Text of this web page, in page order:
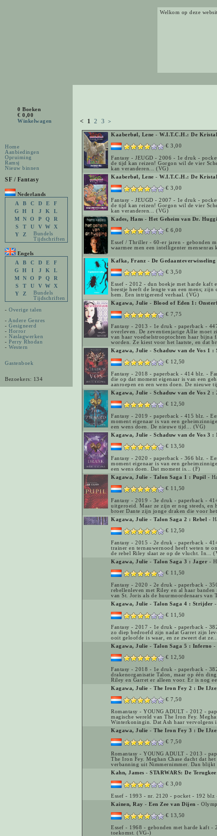
Welkom op deze
0 Boeken
€ 0,00
Winkelwagen
Home
Aanbiedingen
Opruiming
Ramsj
Nieuw binnen
SF / Fantasy
Nederlands
A
B C D E
F
G
H I J K
L
M
N O P Q
R
S
T U V W
X
Y
Z
Bundels
Tijdschriften
Engels
A
B C D E
F
G
H I J K
L
M
N O P Q
R
S
T U V W
X
Y
Z
Bundels
Tijdschriften
- Overige talen
- Andere Genres
- Gesigneerd
- Horror
- Naslagwerken
- Perry Rhodan
- Western
Gastenboek
Bezoekers: 134
< 1 2 3 >
Kaaberbøl, Lene - W.I.T.C.H.: De
€ 3,00
Fantasy - JEUGD - 2006 - 1e druk -
de tijd kan reizen! Gorgon wil de vier
kan veranderen... (VG)
Kaaberbøl, Lene - W.I.T.C.H.: De
€ 3,00
Fantasy - JEUGD - 2007 - 1e druk -
de tijd kan reizen! Gorgon wil de vier
kan veranderen... (VG)
Kades, Hans - Het Geheim van Dr.
€ 6,00
Essef / Thriller - 60-er jaren - gebonden
waarmee men een intelligenter
Kafka, Franz - De Gedaanteverwisseling
€ 3,50
Essef - 2012 - dun boekje met harde kaft
beestje heeft de lengte van een mens;
hem. Een intrigerend verhaal. (VG)
Kagawa, Julie - Blood of Eden 1:
€ 7,75
Fantasy - 2013 - 1e druk - paperback -
overleven. De zeventienjarige Allie moet
van haar voedselstrooptochten haar bijna
worden. Ze kiest voor het laatste, en dat
Kagawa, Julie - Schaduw van de Vos 1 :
€ 12,50
Fantasy - 2018 - paperback - 414 blz. -
die op dat moment eigenaar is van een
aanroepen en een wens doen. De nieuwe
Kagawa, Julie - Schaduw van de Vos 2
€ 12,50
Fantasy - 2019 - paperback - 415 blz. -
moment eigenaar is van een
een wens doen. De nieuwe tijd... (VG)
Kagawa, Julie - Schaduw van de Vos 3
€ 13,50
Fantasy - 2020 - paperback - 366 blz. -
moment eigenaar is van een
een wens doen. Dat moment is... (F)
Kagawa, Julie - Talon Saga 1 : Pupil -
€ 11,50
Fantasy - 2019 - 3e druk - paperback -
uitgeroeid. Maar ze zijn er nog steeds, en
broer Dante zijn jonge draken die voor
Kagawa, Julie - Talon Saga 2 : Rebel -
€ 12,50
Fantasy - 2015 - 2e druk - paperback -
trainer en ternauwernood heeft weten te
de rebel Riley slaat ze op de vlucht. In...
Kagawa, Julie - Talon Saga 3 : Jager -
€ 11,50
Fantasy - 2020 - 2e druk - paperback -
rebellenleven met Riley en al haar
van St. Joris als de huurmoordenaars van
Kagawa, Julie - Talon Saga 4 : Strijder
€ 11,50
Fantasy - 2017 - 1e druk - paperback -
zo diep bedroefd zijn nadat Garret zijn
ooit geloofde is waar, en ze zweert dat
Kagawa, Julie - Talon Saga 5 : Inferno -
€ 12,50
Fantasy - 2018 - 1e druk - paperback -
drakenorganisatie Talon, maar op één
Riley en Garret er alleen voor. Er is nog
Kagawa, Julie - The Iron Fey 2 : De
€ 7,50
Romantasy - YOUNG ADULT - 2012 -
magische wereld van The Iron Fey.
Winterkoningin. Dat Ash haar vervolgens
Kagawa, Julie - The Iron Fey 3 : De
€ 7,50
Romantasy - YOUNG ADULT - 2013 -
The Iron Fey. Meghan Chase dacht dat
verbanning uit Nimmernimmer. Dan
Kahn, James - STARWARS: De
€ 3,00
Essef - 1993 - nr. 2120 - pocket - 192 blz
Kainen, Ray - Een Zee van Dijen -
€ 13,50
Essef - 1968 - gebonden met harde kaft -
toekomst. (VG-)